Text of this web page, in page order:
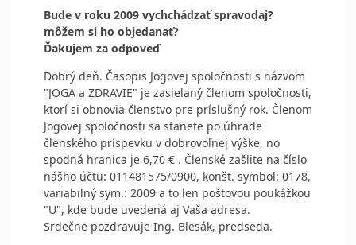
Bude v roku 2009 vychchádzať spravodaj?
môžem si ho objedanať?
Ďakujem za odpoveď
Dobrý deň. Časopis Jogovej spoločnosti s názvom
"JOGA a ZDRAVIE" je zasielaný členom spoločnosti,
ktorí si obnovia členstvo pre príslušný rok. Členom
Jogovej spoločnosti sa stanete po úhrade
členského príspevku v dobrovoľnej výške, no
spodná hranica je 6,70 € . Členské zašlite na číslo
nášho účtu: 011481575/0900, konšt. symbol: 0178,
variabilný sym.: 2009 a to len poštovou poukážkou
"U", kde bude uvedená aj Vaša adresa.
Srdečne pozdravuje Ing. Blesák, predseda.